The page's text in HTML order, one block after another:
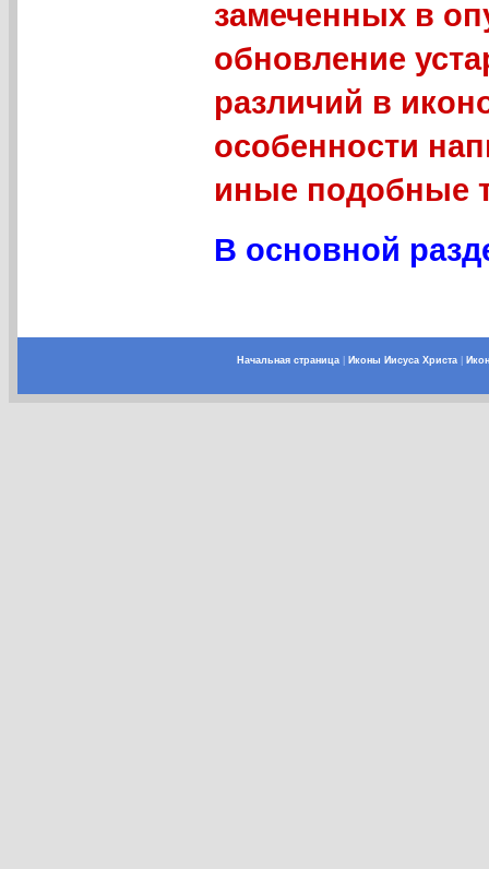
замеченных в
обновление
различий в
особенности
иные подобные
В основной
Начальная страница Иконы Иисуса Христа